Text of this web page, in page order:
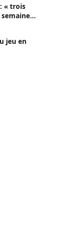
« trois
à
jeu en